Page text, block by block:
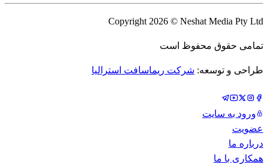
Copyright 2026 © Neshat Media Pty Ltd
تمامی حقوق محفوظ است
طراحی و توسعه: شرکت ریماسافت استرالیا
ورود به سایت
عضویت
درباره ما
همکاری با ما